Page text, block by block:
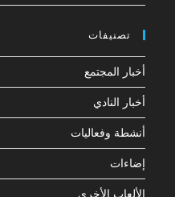
تصنيفات
أخبار المجتمع
أخبار النادي
أنشطة وفعاليات
إضاءات
الألعاب الأخرى